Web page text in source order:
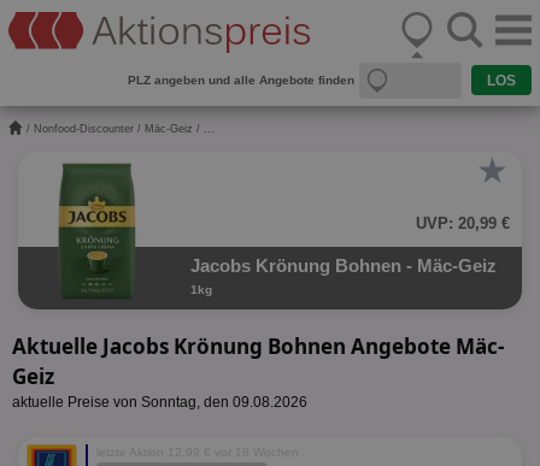
PLZ angeben und alle Angebote finden
/ Nonfood-Discounter / Mäc-Geiz / ...
★
UVP: 20,99 €
Jacobs Krönung Bohnen - Mäc-Geiz
1kg
Aktuelle Jacobs Krönung Bohnen Angebote Mäc-
Geiz
aktuelle Preise von Sonntag, den 09.08.2026
letzte Aktion 12,99 € vor 18 Wochen